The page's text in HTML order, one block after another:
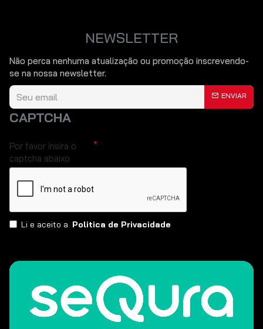
NEWSLETTER
Não perca nenhuma atualização ou promoção inscrevendo-
se na nossa newsletter.
ENVIAR
CAPTCHA
Por favor insira o
captcha abaixo
Li e aceito a Politica de Privacidade